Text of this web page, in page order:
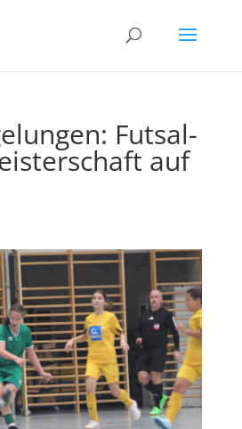
Futsal-
auf